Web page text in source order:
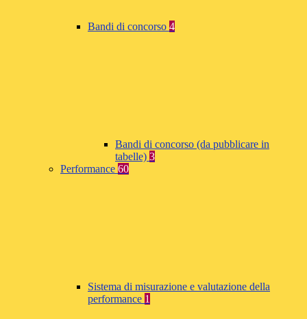
Bandi di concorso 4
Bandi di concorso (da pubblicare in
tabelle) 3
Performance 60
Sistema di misurazione e valutazione della
performance 1